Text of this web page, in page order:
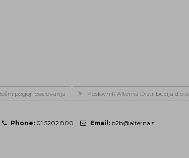
pogoji poslovanja Poslovnik Alterna Distribucija d.o.o.
Phone:01 5202 800 Email:b2b@alterna.si